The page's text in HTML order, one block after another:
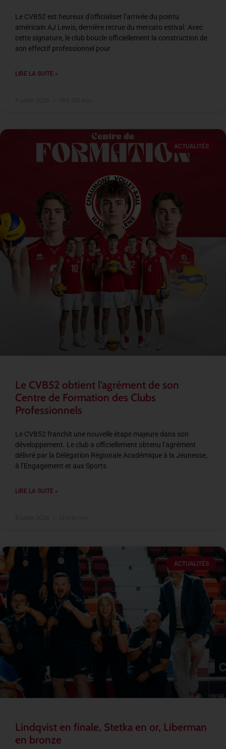
Le CVB52 est heureux d’officialiser l’arrivée du pointu
américain AJ Lewis, dernière recrue du mercato estival. Avec
cette signature, le club boucle officiellement la construction de
son effectif professionnel pour
LIRE LA SUITE »
ACTUALITÉS
Le CVB52 obtient l’agrément de son
Centre de Formation des Clubs
Professionnels
Le CVB52 franchit une nouvelle étape majeure dans son
développement. Le club a officiellement obtenu l’agrément
délivré par la Délégation Régionale Académique à la Jeunesse,
à l’Engagement et aux Sports
LIRE LA SUITE »
ACTUALITÉS
Lindqvist en finale, Stetka en or, Liberman
en bronze